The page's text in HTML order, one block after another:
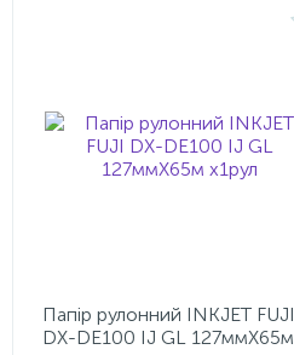
Папір рулонний INKJET FUJI
DX-DE100 IJ GL 127ммX65м